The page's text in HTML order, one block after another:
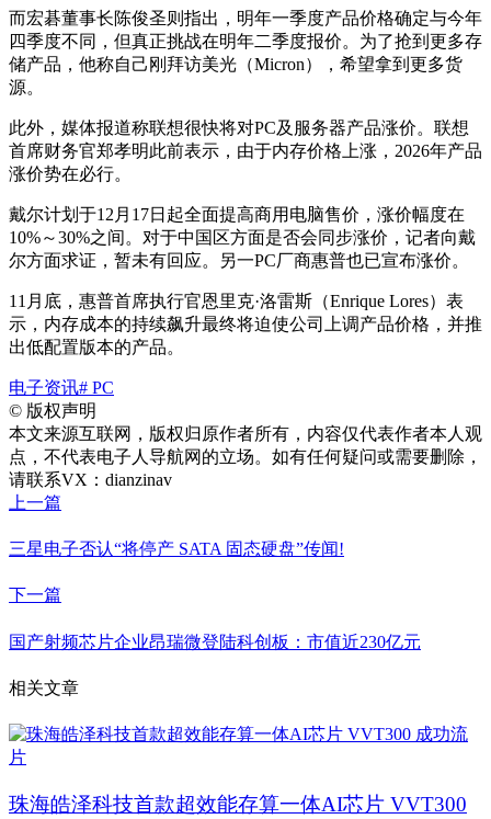
而宏碁董事长陈俊圣则指出，明年一季度产品价格确定与今年
四季度不同，但真正挑战在明年二季度报价。为了抢到更多存
储产品，他称自己刚拜访美光（Micron），希望拿到更多货
源。
此外，媒体报道称联想很快将对PC及服务器产品涨价。联想
首席财务官郑孝明此前表示，由于内存价格上涨，2026年产品
涨价势在必行。
戴尔计划于12月17日起全面提高商用电脑售价，涨价幅度在
10%～30%之间。对于中国区方面是否会同步涨价，记者向戴
尔方面求证，暂未有回应。另一PC厂商惠普也已宣布涨价。
11月底，惠普首席执行官恩里克·洛雷斯（Enrique Lores）表
示，内存成本的持续飙升最终将迫使公司上调产品价格，并推
出低配置版本的产品。
电子资讯# PC
© 版权声明
本文来源互联网，版权归原作者所有，内容仅代表作者本人观
点，不代表电子人导航网的立场。如有任何疑问或需要删除，
请联系VX：dianzinav
上一篇
三星电子否认“将停产 SATA 固态硬盘”传闻!
下一篇
国产射频芯片企业昂瑞微登陆科创板：市值近230亿元
相关文章
珠海皓泽科技首款超效能存算一体AI芯片 VVT300